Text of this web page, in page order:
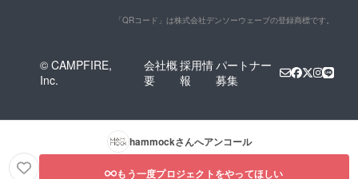
「QRコード」は株式会社デンソーウェーブの登録商標です。
© CAMPFIRE,
Inc.
会社概
要
採用情
報
パートナー
募集
hammockさんへアンコール
もう一度プロジェクトをやってほしい